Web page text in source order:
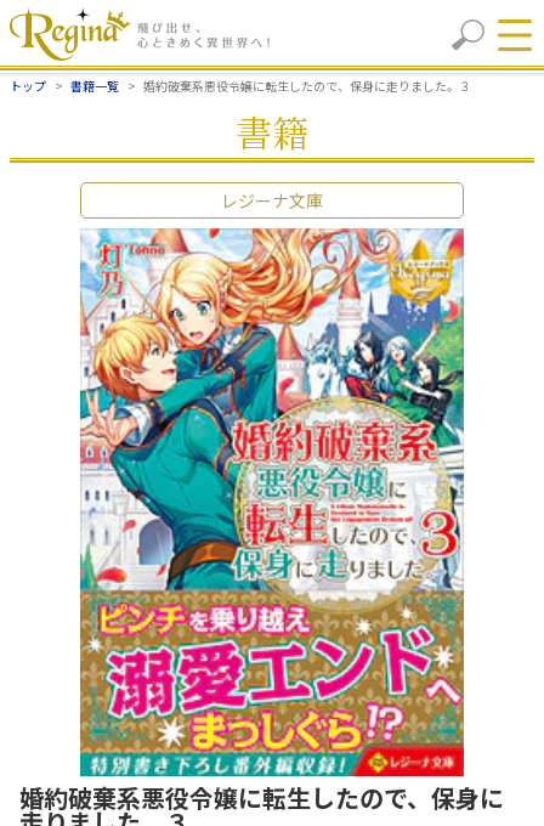
トップ 書籍一覧 婚約破棄系悪役令嬢に転生したので、保身に走りました。３
書籍
レジーナ文庫
婚約破棄系悪役令嬢に転生したので、保身に